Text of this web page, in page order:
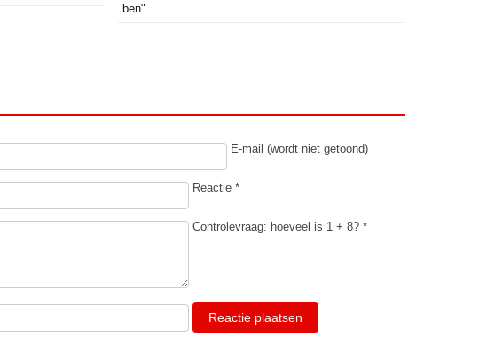
ben"
E-mail (wordt niet getoond)
Reactie *
Controlevraag: hoeveel is 1 + 8? *
Reactie plaatsen